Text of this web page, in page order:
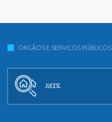
ORGÃOS E SERVIÇOS PÚBLICOS
JUCESC